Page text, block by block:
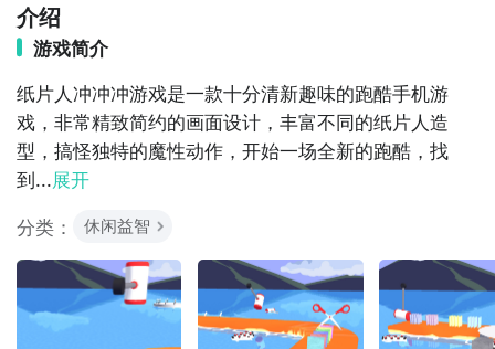
介绍
游戏简介
纸片人冲冲冲游戏是一款十分清新趣味的跑酷手机游
戏，非常精致简约的画面设计，丰富不同的纸片人造
型，搞怪独特的魔性动作，开始一场全新的跑酷，找
到...展开
分类：
休闲益智